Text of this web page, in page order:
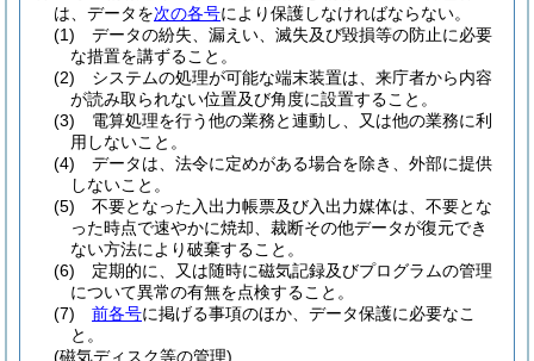
は、データを次の各号により保護しなければならない。
(1)
データの紛失、漏えい、滅失及び毀損等の防止に必要
な措置を講ずること。
(2)
システムの処理が可能な端末装置は、来庁者から内容
が読み取られない位置及び角度に設置すること。
(3)
電算処理を行う他の業務と連動し、又は他の業務に利
用しないこと。
(4)
データは、法令に定めがある場合を除き、外部に提供
しないこと。
(5)
不要となった入出力帳票及び入出力媒体は、不要とな
った時点で速やかに焼却、裁断その他データが復元でき
ない方法により破棄すること。
(6)
定期的に、又は随時に磁気記録及びプログラムの管理
について異常の有無を点検すること。
(7)
前各号に掲げる事項のほか、データ保護に必要なこ
と。
(磁気ディスク等の管理)